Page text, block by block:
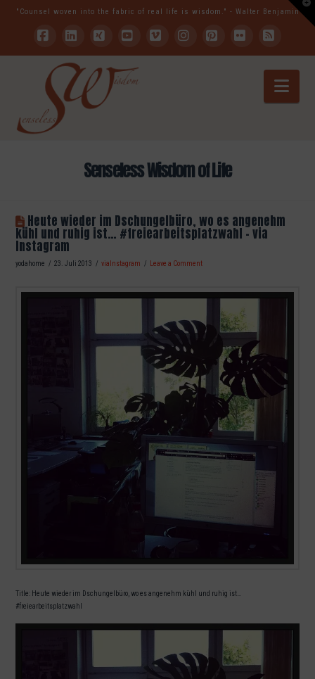
"Counsel woven into the fabric of real life is wisdom." - Walter Benjamin
FacebookLinkedIn
XING YouTubeVimeoInstagramPinterest
FlickrRSS
Senseless Wisdom of Life
Heute wieder im Dschungelbüro, wo es angenehm
kühl und ruhig ist… #freiearbeitsplatzwahl – via
Instagram
yodahome 23. Juli 2013 viaInstagram Leave a Comment
Title: Heute wieder im Dschungelbüro, wo es angenehm kühl und ruhig ist…
#freiearbeitsplatzwahl